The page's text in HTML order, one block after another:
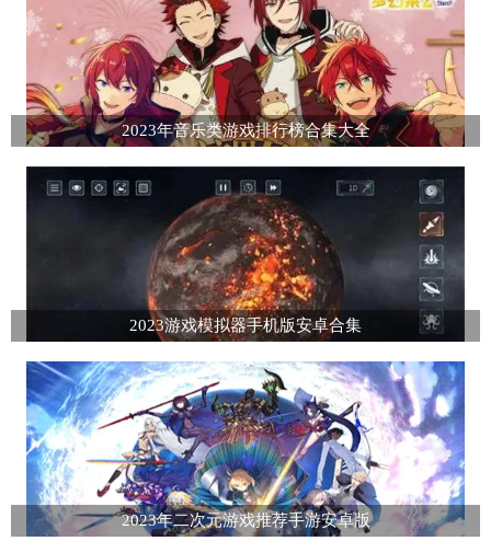
2023年音乐类游戏排行榜合集大全
2023游戏模拟器手机版安卓合集
2023年二次元游戏推荐手游安卓版